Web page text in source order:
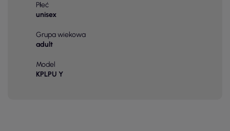
Płeć
unisex
Grupa wiekowa
adult
Model
KPLPU Y